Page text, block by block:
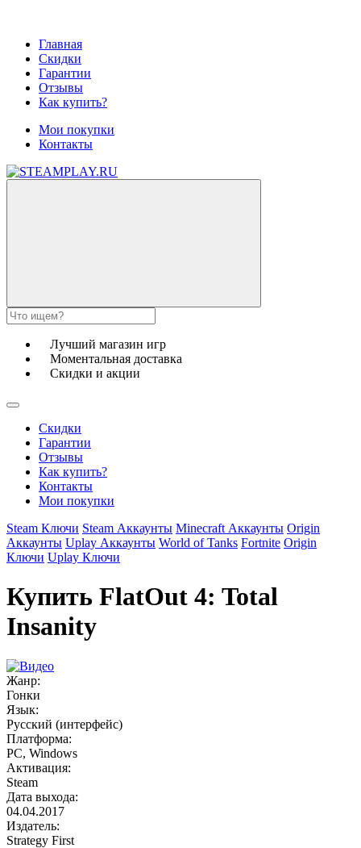
Главная
Скидки
Гарантии
Отзывы
Как купить?
Мои покупки
Контакты
Лучший магазин игр
Моментальная доставка
Скидки и акции
Скидки
Гарантии
Отзывы
Как купить?
Контакты
Мои покупки
Steam Ключи Steam Аккаунты Minecraft Аккаунты Origin
Аккаунты Uplay Аккаунты World of Tanks Fortnite Origin
Ключи Uplay Ключи
Купить FlatOut 4: Total
Insanity
Жанр:
Гонки
Язык:
Русский (интерфейс)
Платформа:
PC, Windows
Активация:
Steam
Дата выхода:
04.04.2017
Издатель:
Strategy First